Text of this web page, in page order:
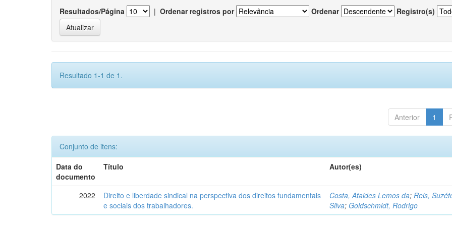
Resultados/Página | Ordenar registros por Ordenar Registro(s)
Resultado 1-1 de 1.
Anterior 1
Conjunto de itens:
Data do
documento
Título Autor(es)
2022
Direito e liberdade sindical na perspectiva dos direitos fundamentais
e sociais dos trabalhadores.
Costa, Ataides Lemos da;Reis,
Silva; Goldschmidt, Rodrigo